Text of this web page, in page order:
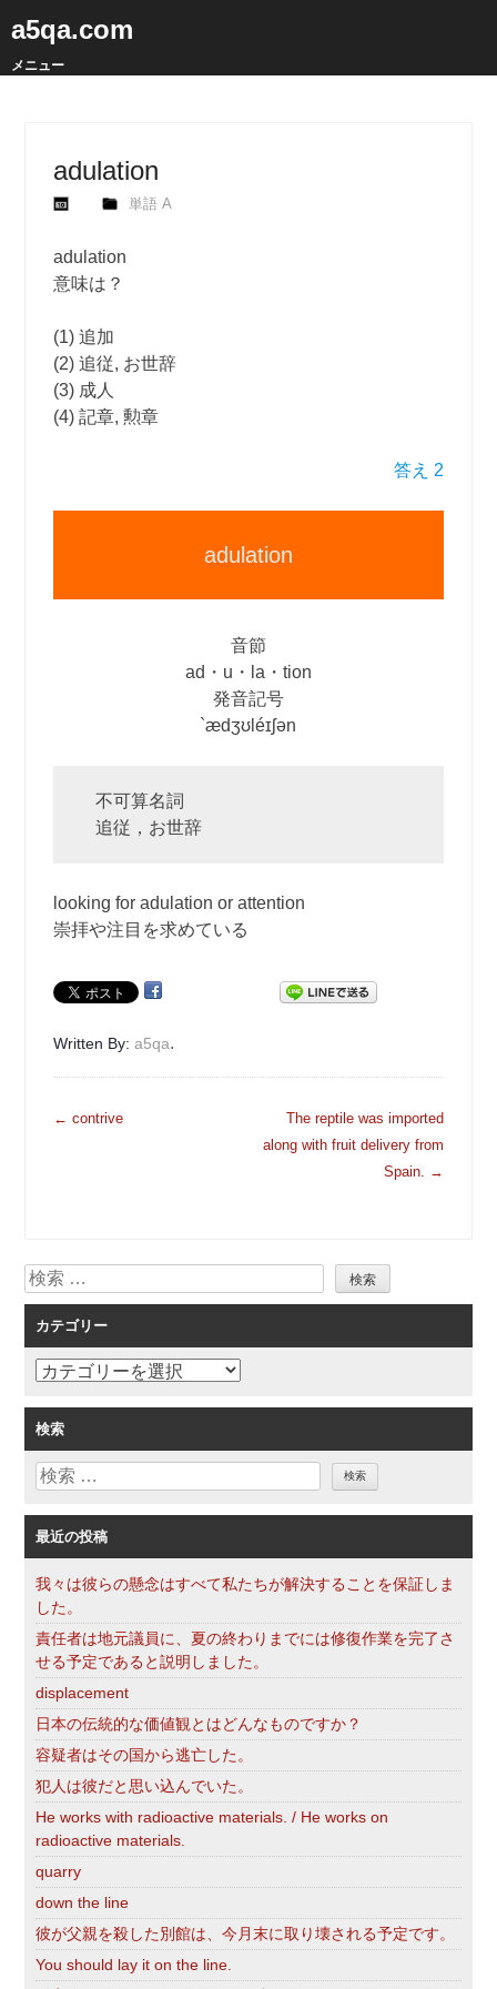
a5qa.com
メニュー
adulation
単語 A
adulation
意味は？
(1) 追加
(2) 追従, お世辞
(3) 成人
(4) 記章, 勲章
答え 2
adulation
音節
ad・u・la・tion
発音記号
`ædʒʊléɪʃən
不可算名詞
追従，お世辞
looking for adulation or attention
崇拝や注目を求めている
Written By:a5qa.
投
シ
ョ
ン
← contrive
The reptile was imported
along with fruit delivery from
Spain. →
検
索
カテゴリー
カ
ゴ
リ
ー
検索
検
最近の投稿
我々は彼らの懸念はすべて私たちが解決することを保証しま
した。
責任者は地元議員に、夏の終わりまでには修復作業を完了さ
せる予定であると説明しました。
displacement
日本の伝統的な価値観とはどんなものですか？
容疑者はその国から逃亡した。
犯人は彼だと思い込んでいた。
He works with radioactive materials. / He works on
radioactive materials.
quarry
down the line
彼が父親を殺した別館は、今月末に取り壊される予定です。
You should lay it on the line.